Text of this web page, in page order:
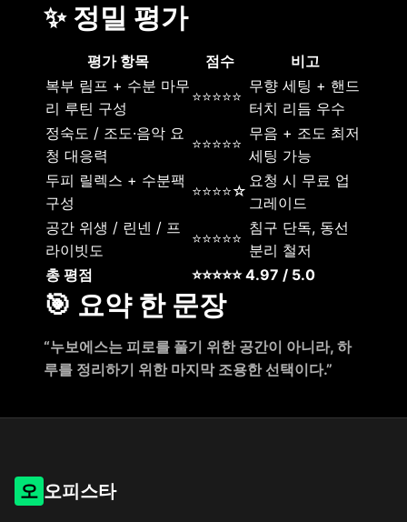
✨ 정밀 평가
평가 항목 점수
비고
복부 림프 + 수분 마무
리 루틴 구성
⭐⭐⭐⭐⭐
무향 세팅 + 핸드
터치 리듬 우수
정숙도 / 조도·음악 요
청 대응력
⭐⭐⭐⭐⭐
무음 + 조도 최저
세팅 가능
두피 릴렉스 + 수분팩
구성
⭐⭐⭐⭐☆
요청 시 무료 업
그레이드
공간 위생 / 린넨 / 프
라이빗도
⭐⭐⭐⭐⭐
침구 단독, 동선
분리 철저
총 평점
⭐⭐⭐⭐⭐ 4.97 / 5.0
🎯 요약 한 문장
“누보에스는 피로를 풀기 위한 공간이 아니라, 하
루를 정리하기 위한 마지막 조용한 선택이다.”
오 오피스타